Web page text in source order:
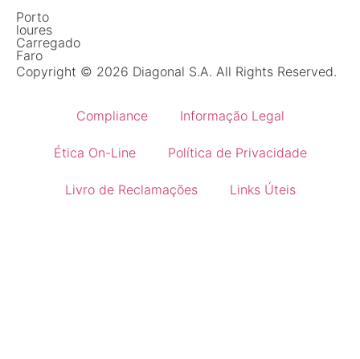
Porto
loures
Carregado
Faro
Copyright © 2026 Diagonal S.A. All Rights Reserved.
Compliance Informação Legal
Ética On-Line Política de Privacidade
Livro de Reclamações Links Úteis